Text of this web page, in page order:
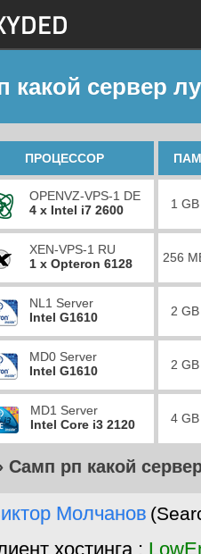
какой сервер
ПРОЦЕССОР
OPENVZ-VPS-1 DE
4 x Intel i7 2600
1
XEN-VPS-1 RU
1 x Opteron 6128
256
NL1 Server
Intel G1610
2
MD0 Server
Intel G1610
2
MD1 Server
Intel Core i3 2120
4
Самп рп какой
Молчанов
хостинга :